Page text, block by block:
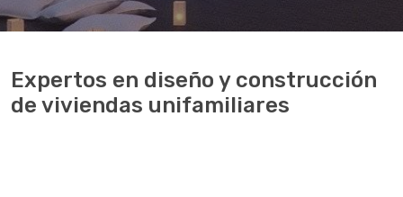
Expertos en diseño y construcción
de viviendas unifamiliares